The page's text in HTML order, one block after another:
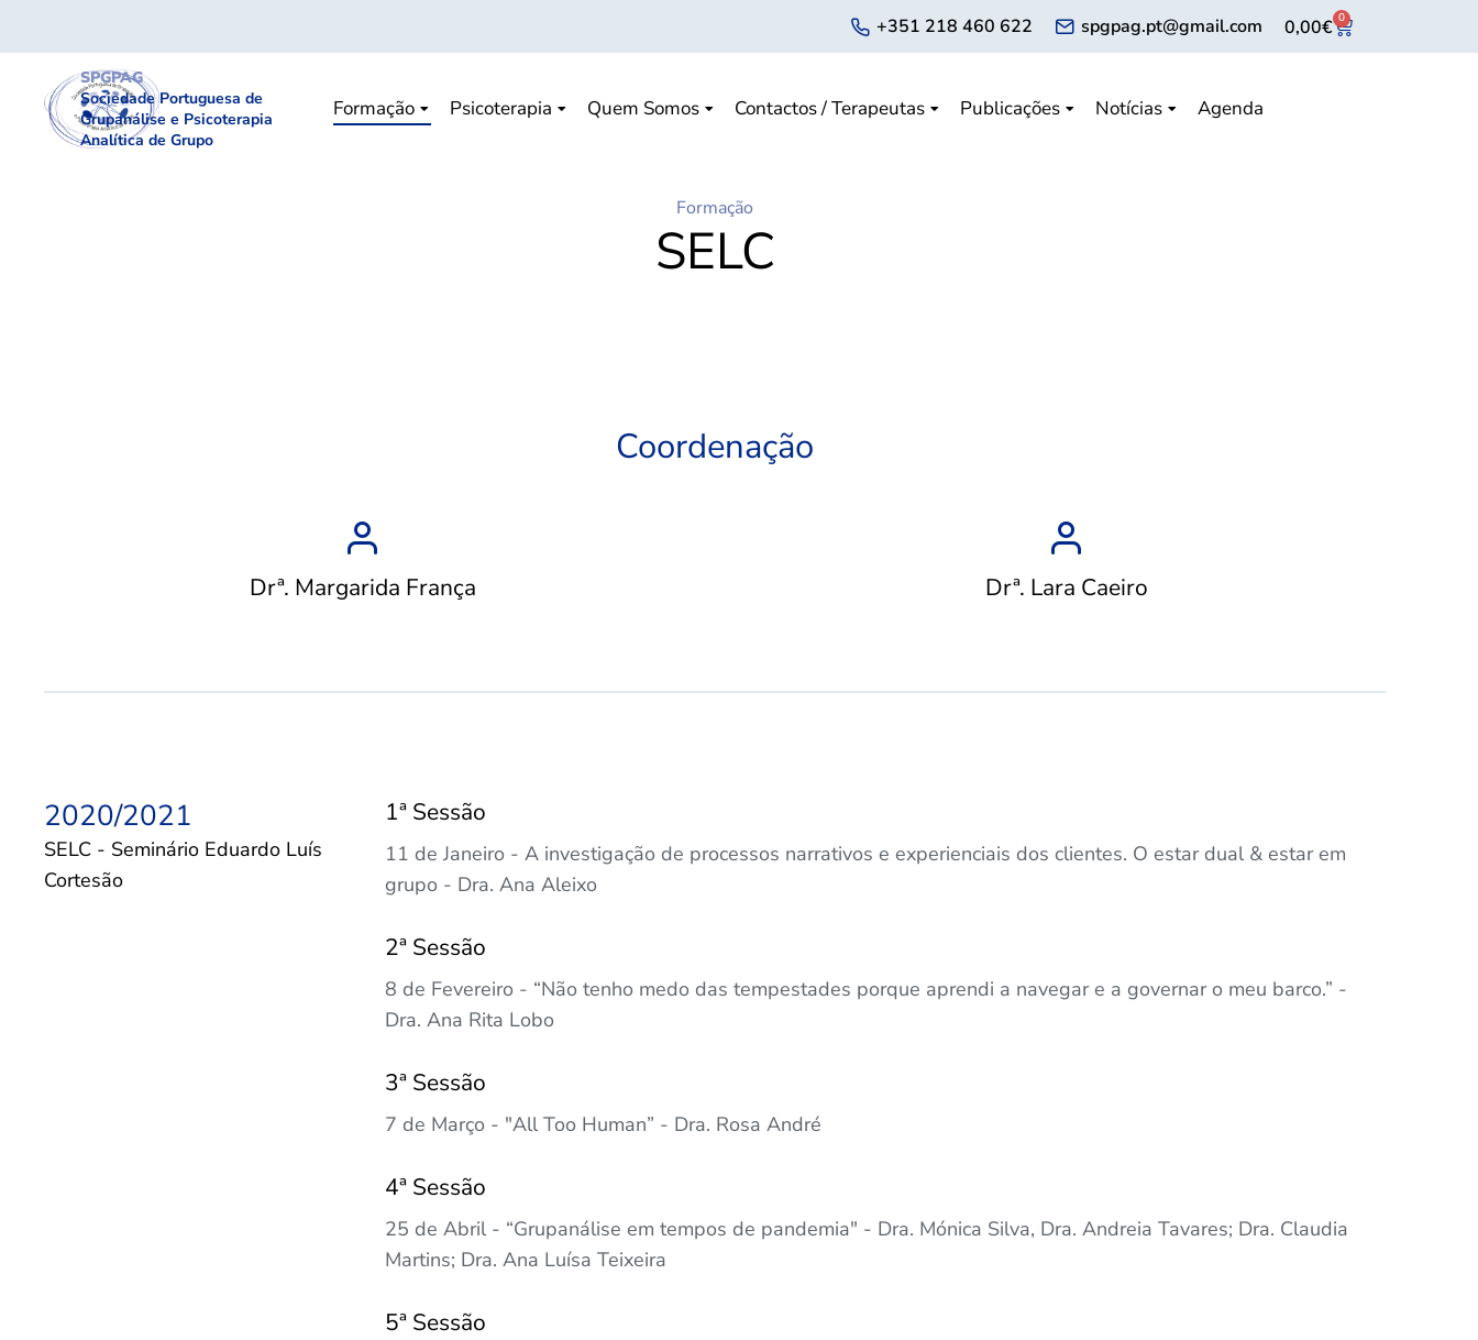
+351 218 460 622 spgpag.pt@gmail.com 0,00€ 0
SPGPAG
Sociedade Portuguesa de
Grupanálise e Psicoterapia
Analítica de Grupo
Formação Psicoterapia Quem Somos Contactos / Terapeutas Publicações Notícias Agenda
Formação
SELC
Coordenação
Drª. Margarida França Drª. Lara Caeiro
2020/2021
SELC - Seminário Eduardo Luís
Cortesão
1ª Sessão
11 de Janeiro - A investigação de processos narrativos e experienciais dos clientes. O estar dual & estar em
grupo - Dra. Ana Aleixo
2ª Sessão
8 de Fevereiro - “Não tenho medo das tempestades porque aprendi a navegar e a governar o meu barco.” -
Dra. Ana Rita Lobo
3ª Sessão
7 de Março - "All Too Human” - Dra. Rosa André
4ª Sessão
25 de Abril - “Grupanálise em tempos de pandemia" - Dra. Mónica Silva, Dra. Andreia Tavares; Dra. Claudia
Martins; Dra. Ana Luísa Teixeira
5ª Sessão